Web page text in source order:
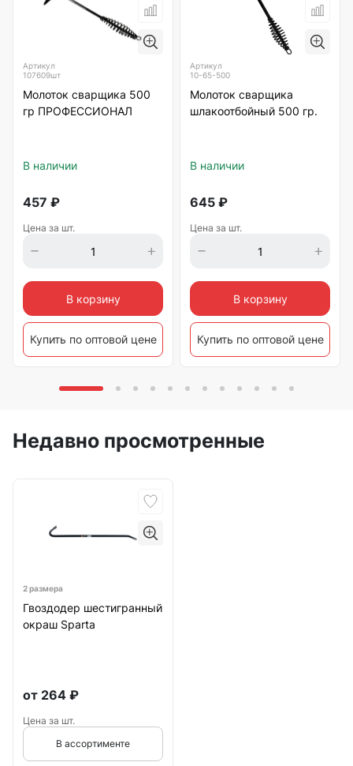
Артикул
107609шт
Молоток сварщика 500
гр ПРОФЕССИОНАЛ
В наличии
457 ₽
Цена за шт.
В корзину
Купить по оптовой цене
Артикул
10-65-500
Молоток сварщика
шлакоотбойный 500 гр.
В наличии
645 ₽
Цена за шт.
В корзину
Купить по оптовой цене
Недавно просмотренные
2 размера
Гвоздодер шестигранный
окраш Sparta
от 264 ₽
Цена за шт.
В ассортименте